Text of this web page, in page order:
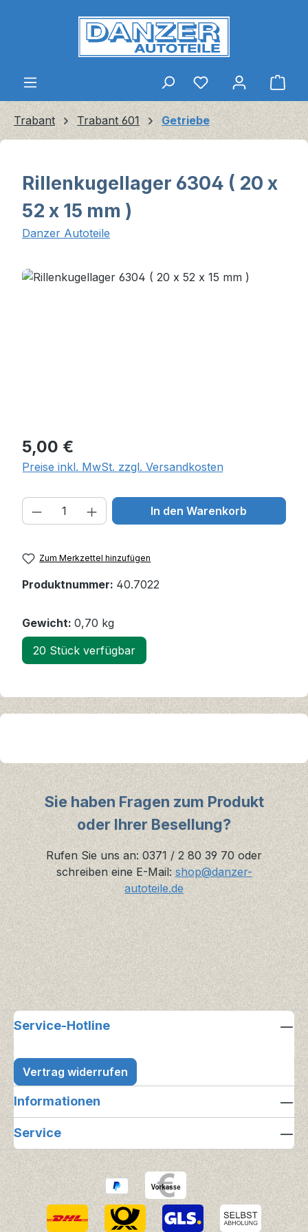
Zum Hauptinhalt springen
Trabant Trabant 601 Getriebe
Rillenkugellager 6304 ( 20 x
52 x 15 mm )
Danzer Autoteile
Bildergalerie überspringen
Regulärer Preis:
5,00 €
Preise inkl. MwSt. zzgl. Versandkosten
Produkt Anzahl: Gib den
In den Warenkorb
Zum Merkzettel hinzufügen
Produktnummer: 40.7022
Gewicht: 0,70 kg
20 Stück verfügbar
Sie haben Fragen zum Produkt
oder Ihrer Besellung?
Rufen Sie uns an: 0371 / 2 80 39 70 oder
schreiben eine E-Mail: shop@danzer-
autoteile.de
Service-Hotline
Vertrag widerrufen
Informationen
Service